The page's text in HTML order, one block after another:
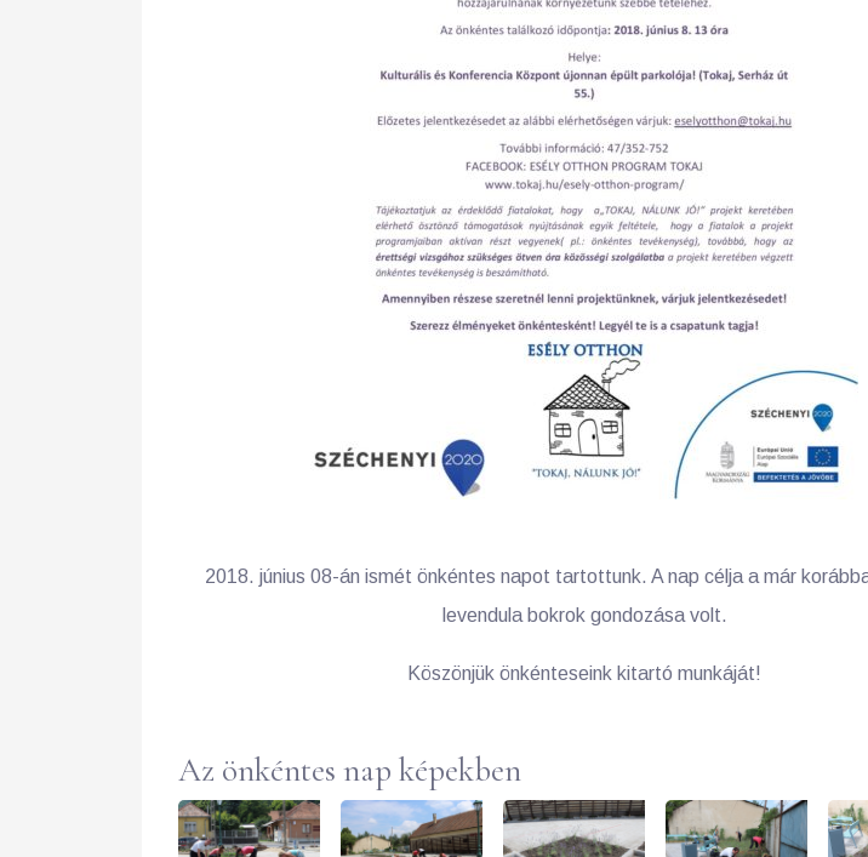
2018. június 08-án ismét önkéntes napot tartottunk. A nap célja a már
levendula bokrok gondozása volt.
Köszönjük önkénteseink kitartó munkáját!
Az önkéntes nap képekben